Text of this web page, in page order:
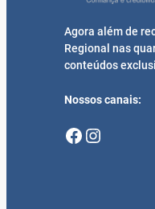
Agora além de
Regional nas
conteúdos
Nossos canais:
Facebook Instagram